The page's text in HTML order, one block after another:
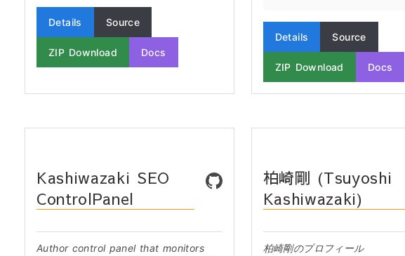
Details Source
ZIP Download Docs
Details Source
ZIP Download Docs
Kashiwazaki SEO
ControlPanel
Author control panel that monitors
柏崎剛 (Tsuyoshi
Kashiwazaki)
柏崎剛のプロフィール